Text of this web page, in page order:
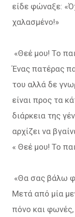
είδε φώναξε:
χαλασμένο!»
«Θεέ μου! Το
Ένας πατέρας
του αλλά δε
είναι προς τα
διάρκεια της
αρχίζει να
« Θεέ μου! Το
«Θα σας βάλω
Μετά από μία
πόνο και